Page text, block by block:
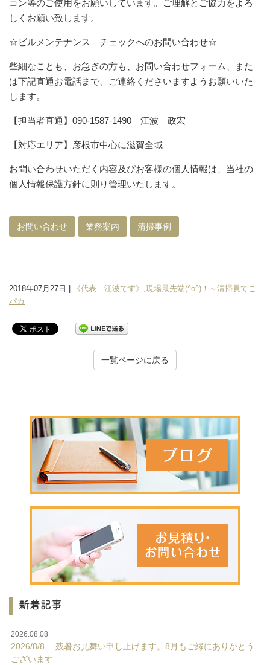
コン等のご使用をお願いしています。ご理解とご協力をよろ
しくお願い致します。
☆ビルメンテナンス チェックへのお問い合わせ☆
些細なことも、お急ぎの方も、お問い合わせフォーム、また
は下記直通お電話まで、ご連絡くださいますようお願いいた
します。
【担当者直通】090-1587-1490 江波 政宏
【対応エリア】彦根市中心に滋賀全域
お問い合わせいただく内容及びお客様の個人情報は、当社の
個人情報保護方針に則り管理いたします。
お問い合わせ 業務案内 清掃事例
2018年07月27日 | 《代表 江波です》 ,現場最先端(^o^)！～清掃員てこ
パカ
一覧ページに戻る
新着記事
2026.08.08
2026/8/8 残暑お見舞い申し上げます。8月もご縁にありがとう
ございます